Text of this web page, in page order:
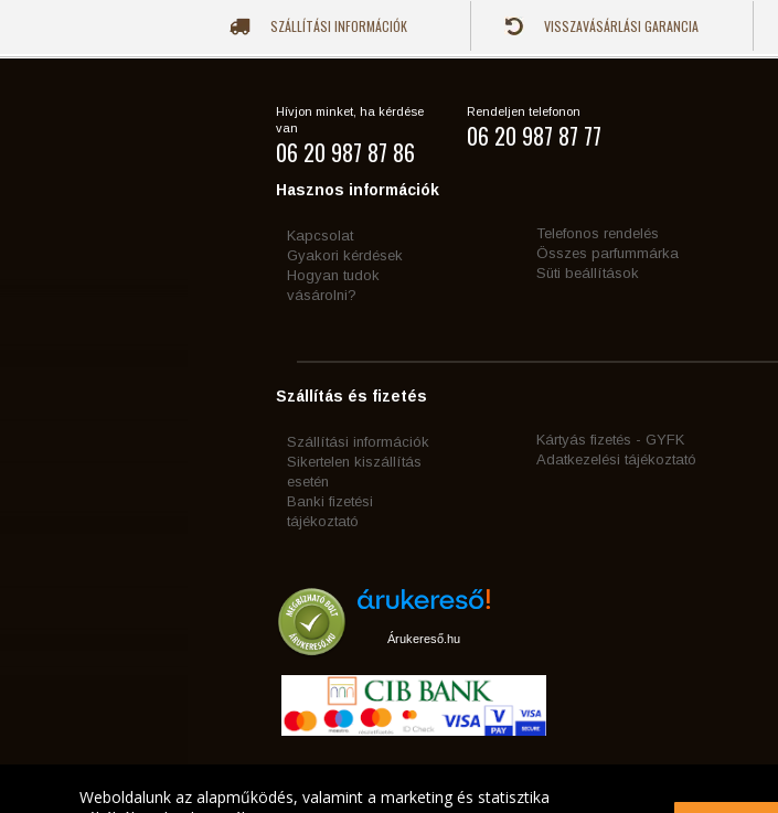
SZÁLLÍTÁSI INFORMÁCIÓK VISSZAVÁSÁRLÁSI GARANCIA
Hívjon minket, ha kérdése
van
06 20 987 87 86
Rendeljen telefonon
06 20 987 87 77
Hasznos információk
Kapcsolat
Gyakori kérdések
Hogyan tudok
vásárolni?
Telefonos rendelés
Összes parfummárka
Süti beállítások
Szállítás és fizetés
Szállítási információk
Sikertelen kiszállítás
esetén
Banki fizetési
tájékoztató
Kártyás fizetés - GYFK
Adatkezelési tájékoztató
Árukereső.hu
Weboldalunk az alapműködés, valamint a marketing és statisztika